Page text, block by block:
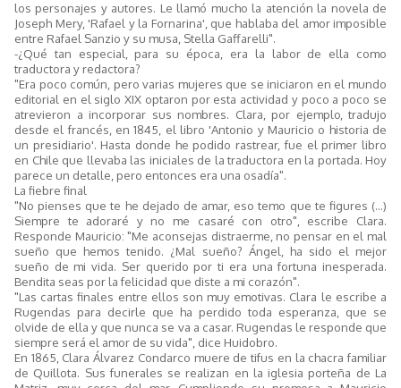
los personajes y autores. Le llamó mucho la atención la novela de
Joseph Mery, 'Rafael y la Fornarina', que hablaba del amor imposible
entre Rafael Sanzio y su musa, Stella Gaffarelli".
-¿Qué tan especial, para su época, era la labor de ella como
traductora y redactora?
"Era poco común, pero varias mujeres que se iniciaron en el mundo
editorial en el siglo XIX optaron por esta actividad y poco a poco se
atrevieron a incorporar sus nombres. Clara, por ejemplo, tradujo
desde el francés, en 1845, el libro 'Antonio y Mauricio o historia de
un presidiario'. Hasta donde he podido rastrear, fue el primer libro
en Chile que llevaba las iniciales de la traductora en la portada. Hoy
parece un detalle, pero entonces era una osadía".
La fiebre final
"No pienses que te he dejado de amar, eso temo que te figures (...)
Siempre te adoraré y no me casaré con otro", escribe Clara.
Responde Mauricio: "Me aconsejas distraerme, no pensar en el mal
sueño que hemos tenido. ¿Mal sueño? Ángel, ha sido el mejor
sueño de mi vida. Ser querido por ti era una fortuna inesperada.
Bendita seas por la felicidad que diste a mi corazón".
"Las cartas finales entre ellos son muy emotivas. Clara le escribe a
Rugendas para decirle que ha perdido toda esperanza, que se
olvide de ella y que nunca se va a casar. Rugendas le responde que
siempre será el amor de su vida", dice Huidobro.
En 1865, Clara Álvarez Condarco muere de tifus en la chacra familiar
de Quillota. Sus funerales se realizan en la iglesia porteña de La